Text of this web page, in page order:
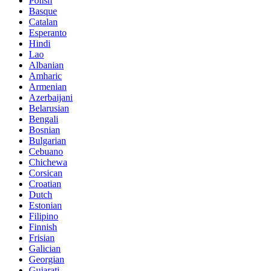
Basque
Catalan
Esperanto
Hindi
Lao
Albanian
Amharic
Armenian
Azerbaijani
Belarusian
Bengali
Bosnian
Bulgarian
Cebuano
Chichewa
Corsican
Croatian
Dutch
Estonian
Filipino
Finnish
Frisian
Galician
Georgian